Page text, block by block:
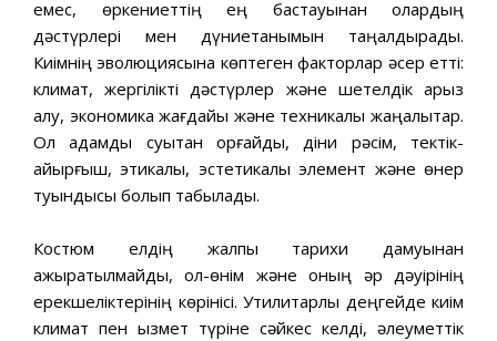
емес, өркениеттің ең бастауынан олардың
дәстүрлері мен дүниетанымын таңқалдырады.
Киімнің эволюциясына көптеген факторлар әсер етті:
климат, жергілікті дәстүрлер және шетелдік қарыз
алу, экономика жағдайы және техникалық жаңалықтар.
Ол адамды суықтан қорғайды, діни рәсім, тектік-
айырғыш, этикалық, эстетикалық элемент және өнер
туындысы болып табылады.
Костюм елдің жалпы тарихи дамуынан
ажыратылмайды, ол-өнім және оның әр дәуірінің
ерекшеліктерінің көрінісі. Утилитарлық деңгейде киім
климат пен қызмет түріне сәйкес келді, әлеуметтік